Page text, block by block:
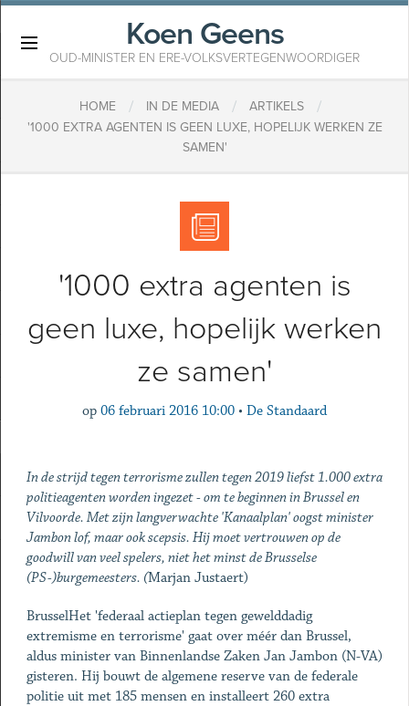
Koen Geens
OUD-MINISTER EN ERE-VOLKSVERTEGENWOORDIGER
HOME / IN DE MEDIA / ARTIKELS /
'1000 EXTRA AGENTEN IS GEEN LUXE, HOPELIJK WERKEN ZE
SAMEN'
'1000 extra agenten is
geen luxe, hopelijk werken
ze samen'
op 06 februari 2016 10:00 • De Standaard
In de strijd tegen terrorisme zullen tegen 2019 liefst 1.000 extra
politieagenten worden ingezet - om te beginnen in Brussel en
Vilvoorde. Met zijn langverwachte 'Kanaalplan' oogst minister
Jambon lof, maar ook scepsis. Hij moet vertrouwen op de
goodwill van veel spelers, niet het minst de Brusselse
(PS-)burgemeesters. (Marjan Justaert)
BrusselHet 'federaal actieplan tegen gewelddadig
extremisme en terrorisme' gaat over méér dan Brussel,
aldus minister van Binnenlandse Zaken Jan Jambon (N-VA)
gisteren. Hij bouwt de algemene reserve van de federale
politie uit met 185 mensen en installeert 260 extra